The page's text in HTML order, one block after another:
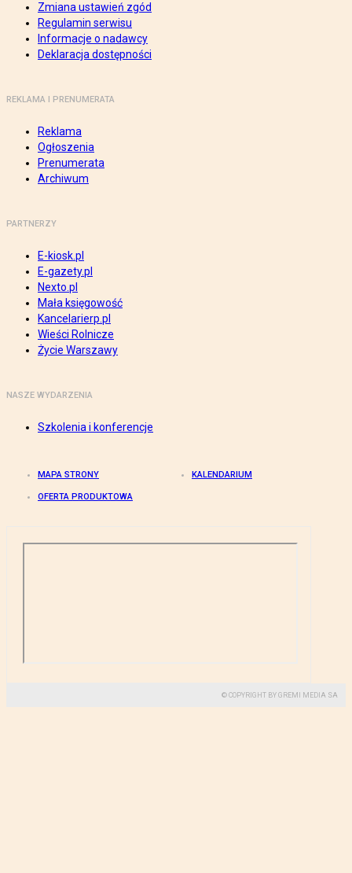
Zmiana ustawień zgód
Regulamin serwisu
Informacje o nadawcy
Deklaracja dostępności
REKLAMA I PRENUMERATA
Reklama
Ogłoszenia
Prenumerata
Archiwum
PARTNERZY
E-kiosk.pl
E-gazety.pl
Nexto.pl
Mała księgowość
Kancelarierp.pl
Wieści Rolnicze
Życie Warszawy
NASZE WYDARZENIA
Szkolenia i konferencje
MAPA STRONY KALENDARIUM
OFERTA PRODUKTOWA
© COPYRIGHT BY GREMI MEDIA SA